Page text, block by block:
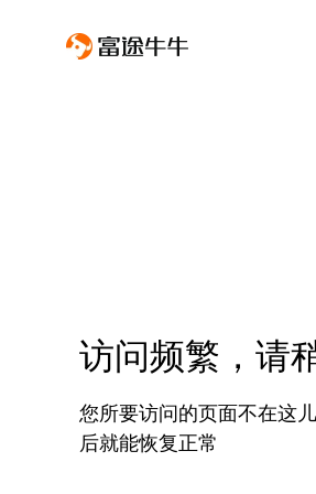
访问频繁，请
您所要访问的页面不在这
后就能恢复正常